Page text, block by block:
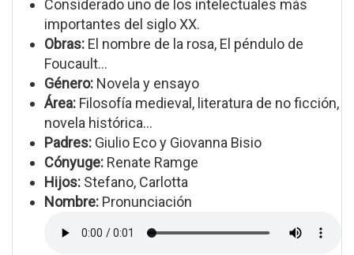
Considerado uno de los intelectuales más
importantes del siglo XX.
Obras: El nombre de la rosa, El péndulo de
Foucault...
Género: Novela y ensayo
Área: Filosofía medieval, literatura de no ficción,
novela histórica...
Padres: Giulio Eco y Giovanna Bisio
Cónyuge: Renate Ramge
Hijos: Stefano, Carlotta
Nombre: Pronunciación